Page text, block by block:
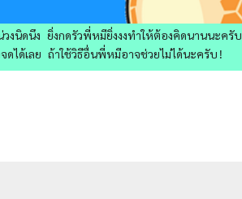
นิดนึง ยิ่งกดรัวพี่หมียิ่งงงทำให้ต้องคิดนานนะครับ
ดได้เลย ถ้าใช้วิธีอื่นพี่หมีอาจช่วยไม่ได้นะครับ!